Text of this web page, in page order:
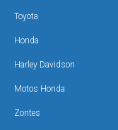
Toyota
Honda
Harley Davidson
Motos Honda
Zontes